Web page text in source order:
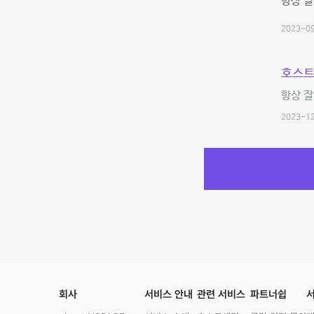
2023-
호스
항상
2023-
회사 서비스 안내 관련 서비스 파트너쉽